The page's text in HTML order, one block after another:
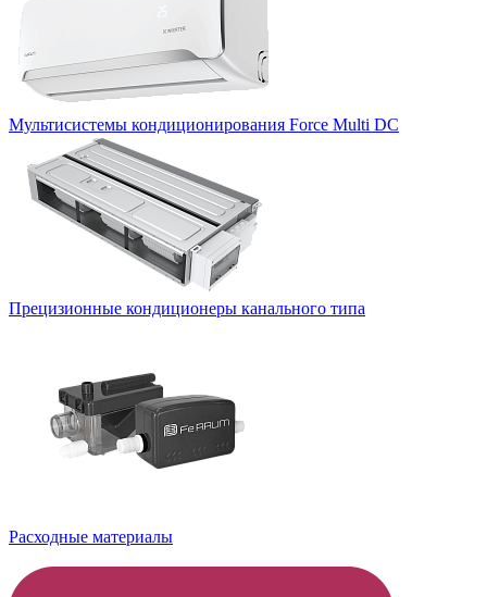
Мультисистемы кондиционирования Force Multi DC
Прецизионные кондиционеры канального типа
Расходные материалы